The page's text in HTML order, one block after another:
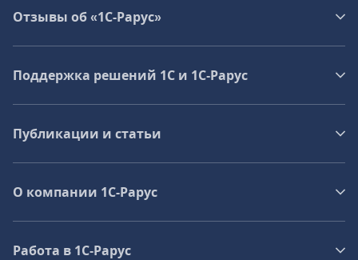
Отзывы об «1С-Рарус»
Поддержка решений 1С и 1С‑Рарус
Публикации и статьи
О компании 1C-Рарус
Работа в 1С‑Рарус